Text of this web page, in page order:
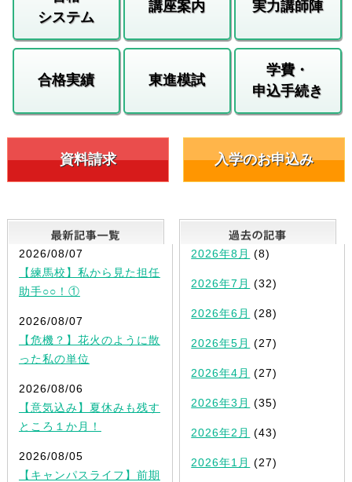
システム
講座案内 実力講師陣
合格実績 東進模試
学費・
申込手続き
資料請求 入学のお申込み
最新記事一覧
2026/08/07
【練馬校】私から見た担任
助手○○！①
2026/08/07
【危機？】花火のように散
った私の単位
2026/08/06
【意気込み】夏休みも残す
ところ１か月！
2026/08/05
【キャンパスライフ】前期
2026年8月 (8)
2026年7月 (32)
2026年6月 (28)
2026年5月 (27)
2026年4月 (27)
2026年3月 (35)
2026年2月 (43)
2026年1月 (27)